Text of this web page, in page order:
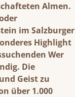
Almen.
im Salzburger
Highlight
Wer
Die
Geist zu
über 1.000